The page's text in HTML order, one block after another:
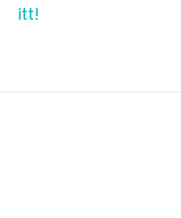
itt!